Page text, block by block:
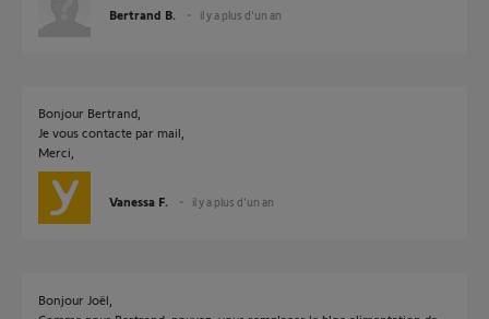
Bertrand B. il y a plus d'un an
Bonjour Bertrand,
Je vous contacte par mail,
Merci,
Vanessa F. il y a plus d'un an
Bonjour Joël,